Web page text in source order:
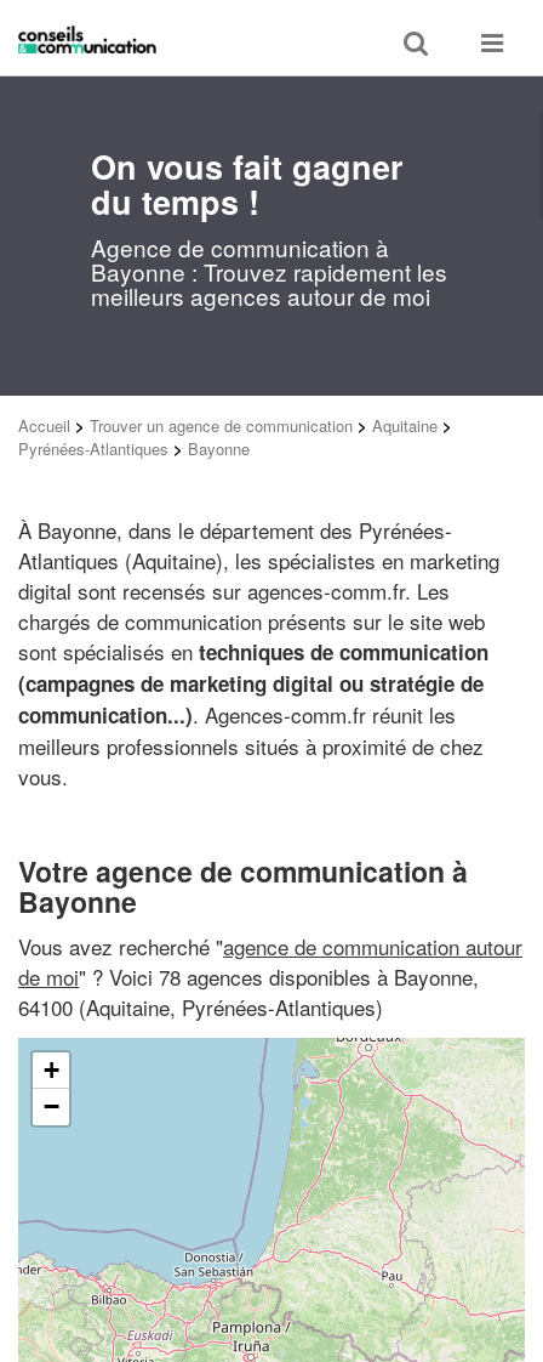
Toggle
search
Toggle
On vous fait gagner
du temps !
Agence de communication à
Bayonne : Trouvez rapidement les
meilleurs agences autour de moi
Accueil > Trouver un agence de communication > Aquitaine >
Pyrénées-Atlantiques > Bayonne
À Bayonne, dans le département des Pyrénées-
Atlantiques (Aquitaine), les spécialistes en marketing
digital sont recensés sur agences-comm.fr. Les
chargés de communication présents sur le site web
sont spécialisés en techniques de communication
(campagnes de marketing digital ou stratégie de
communication...). Agences-comm.fr réunit les
meilleurs professionnels situés à proximité de chez
vous.
Votre agence de communication à
Bayonne
Vous avez recherché "agence de communication autour
de moi" ? Voici 78 agences disponibles à Bayonne,
64100 (Aquitaine, Pyrénées-Atlantiques)
+
−